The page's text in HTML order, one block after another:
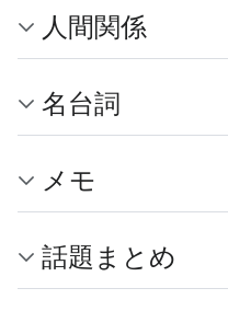
人間関係
名台詞
メモ
話題まとめ